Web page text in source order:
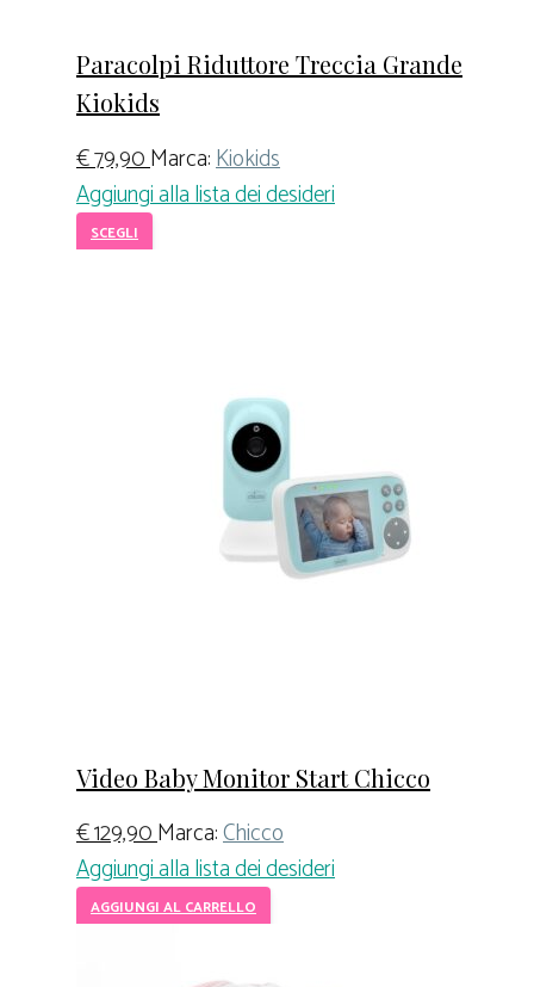
Paracolpi Riduttore Treccia Grande
Kiokids
€79,90Marca:Kiokids
Aggiungi alla lista dei desideri
SCEGLI
Video Baby Monitor Start Chicco
€129,90Marca:Chicco
Aggiungi alla lista dei desideri
AGGIUNGI AL CARRELLO